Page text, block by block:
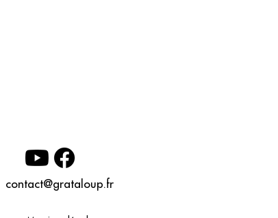
contact@grataloup.fr